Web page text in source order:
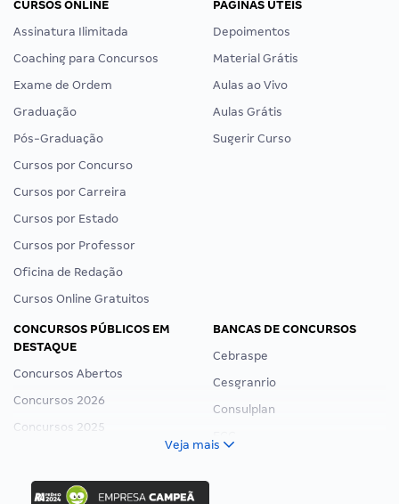
CURSOS ONLINE
Assinatura Ilimitada
Coaching para Concursos
Exame de Ordem
Graduação
Pós-Graduação
Cursos por Concurso
Cursos por Carreira
Cursos por Estado
Cursos por Professor
Oficina de Redação
Cursos Online Gratuitos
PÁGINAS ÚTEIS
Depoimentos
Material Grátis
Aulas ao Vivo
Aulas Grátis
Sugerir Curso
CONCURSOS PÚBLICOS EM
DESTAQUE
Concursos Abertos
Concursos 2026
Concursos 2025
Concurso Ibama
BANCAS DE CONCURSOS
Cebraspe
Cesgranrio
Consulplan
Veja mais